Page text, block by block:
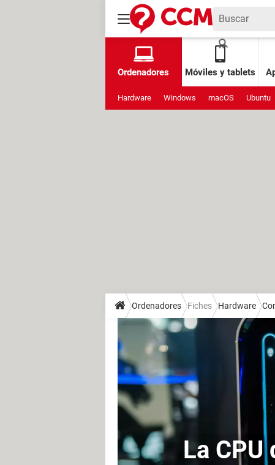
Ordenadores Móviles y tablets
Hardware Windows macOS Ubuntu
Ordenadores Fiches Hardware
La